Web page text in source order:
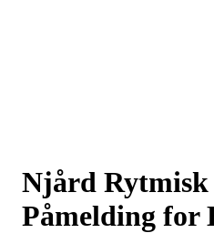
Njård
Påmelding for